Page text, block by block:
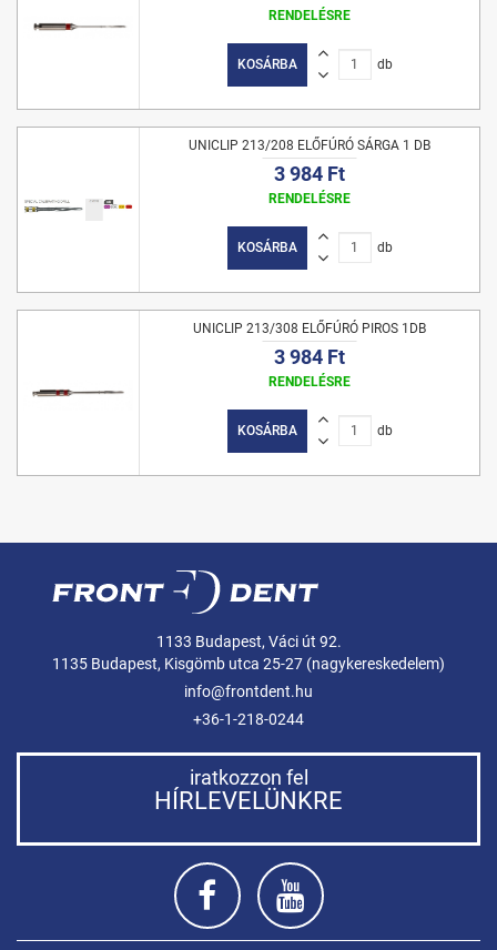
RENDELÉSRE
KOSÁRBA db
UNICLIP 213/208 ELŐFÚRÓ SÁRGA 1 DB
3 984 Ft
RENDELÉSRE
KOSÁRBA db
UNICLIP 213/308 ELŐFÚRÓ PIROS 1DB
3 984 Ft
RENDELÉSRE
KOSÁRBA db
1133 Budapest, Váci út 92.
1135 Budapest, Kisgömb utca 25-27 (nagykereskedelem)
info@frontdent.hu
+36-1-218-0244
iratkozzon fel
HÍRLEVELÜNKRE